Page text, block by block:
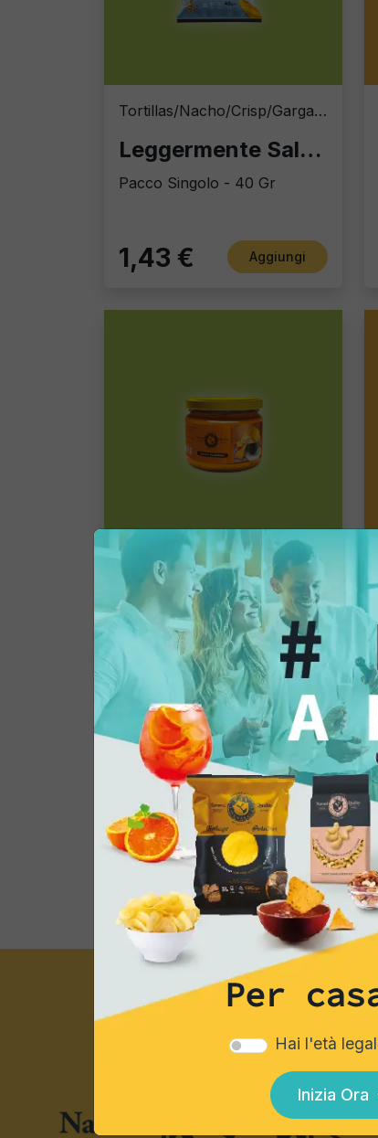
Tortillas/Nacho/Crisp/Garganelli
Leggermente Salate
Pacco Singolo - 40 Gr
1,43 € Aggiungi
Dip Sauces
Salsa Jalapeno
Pacco singolo
4,35 € Aggiungi
Esplora i cataloghi
Per
Hai l'età
Inizia Ora